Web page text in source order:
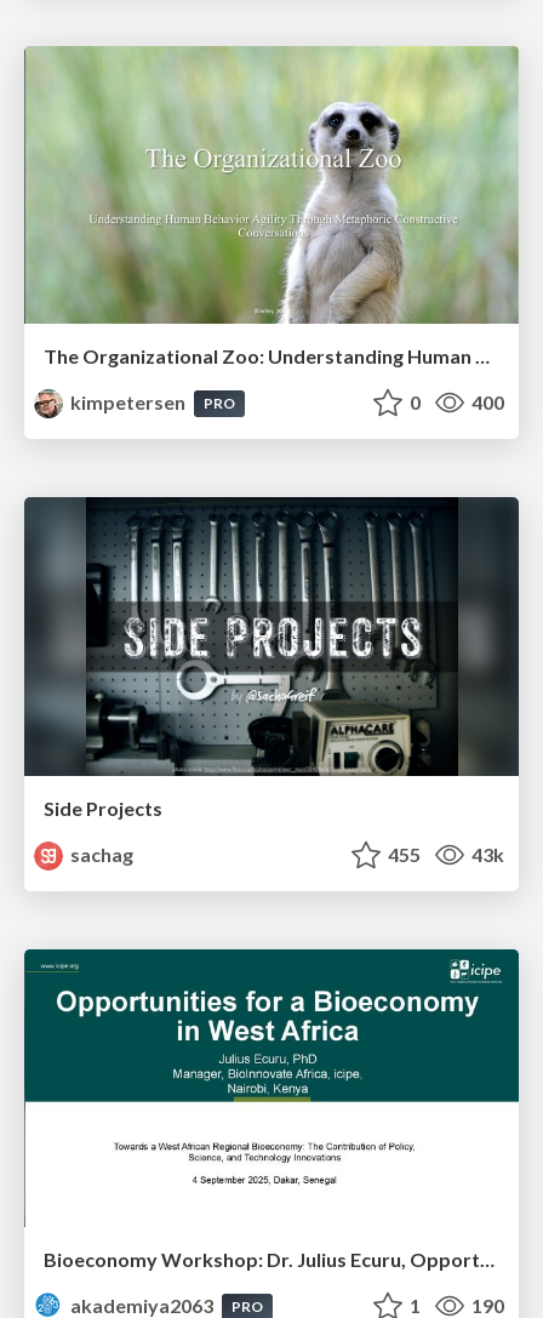
The Organizational Zoo: Understanding Human Behavior Agility Through Metaphoric Constructive Conversations (based on the works of Arthur Shelley, Ph.D)
kimpetersen
PRO 0 400
Side Projects
sachag
455 43k
Bioeconomy Workshop: Dr. Julius Ecuru, Opportunities for a Bioeconomy in West Africa
akademiya2063
PRO 1 190